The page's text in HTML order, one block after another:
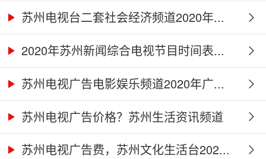
钱...苏州电视台二套社会经济频道2020年...
2020年苏州新闻综合电视节目时间表...
苏州电视广告电影娱乐频道2020年广...
苏州电视广告价格？苏州生活资讯频道
2...苏州电视广告费，苏州文化生活台202...